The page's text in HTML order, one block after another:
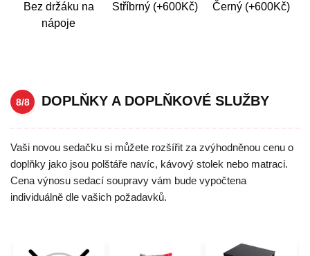
Bez držáku na
nápoje
Stříbrný (+600Kč) Černý (+600Kč)
8/8 DOPLŇKY A DOPLŇKOVÉ SLUŽBY
Vaši novou sedačku si můžete rozšířit za zvýhodněnou cenu o
doplňky jako jsou polštáře navíc, kávový stolek nebo matraci.
Cena výnosu sedací soupravy vám bude vypočtena
individuálně dle vašich požadavků.